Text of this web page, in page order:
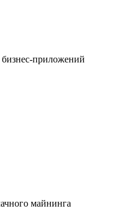
бизнес-приложений
майнинга